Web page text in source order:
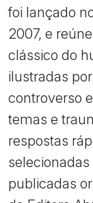
foi lançado
2007, e
clássico do
ilustradas
controverso
temas e
respostas
publicadas